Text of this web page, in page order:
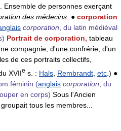
Ensemble de personnes exerçant
des médecins. ● corporation
corporation , du latin médiéval
Portrait de corporation, tableau
compagnie, d'une confrérie, d'un
de ces portraits collectifs,
XVIIe s. : Hals Rembrandt etc .) ●
féminin (anglais corporation , du
en corps) Sous l'Ancien
tous les membres...